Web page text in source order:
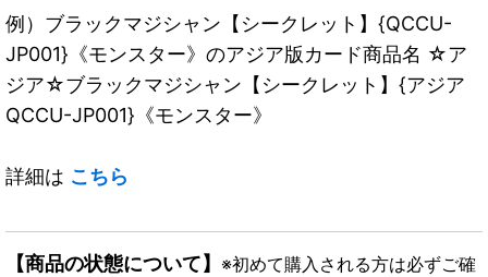
例）ブラックマジシャン【シークレット】{QCCU-
JP001}《モンスター》のアジア版カード商品名 ☆ア
ジア☆ブラックマジシャン【シークレット】{アジア
QCCU-JP001}《モンスター》
詳細は こちら
【商品の状態について】 ※初めて購入される方は必ずご確